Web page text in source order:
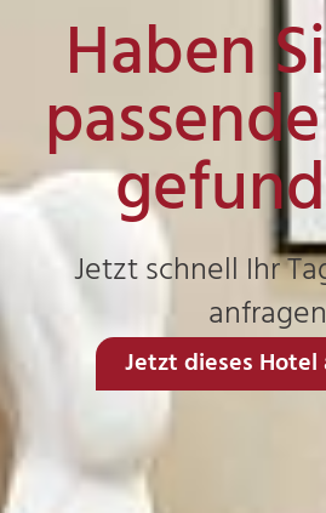
Haben
Jetzt schnell Ihr
Jetzt dieses Hotel